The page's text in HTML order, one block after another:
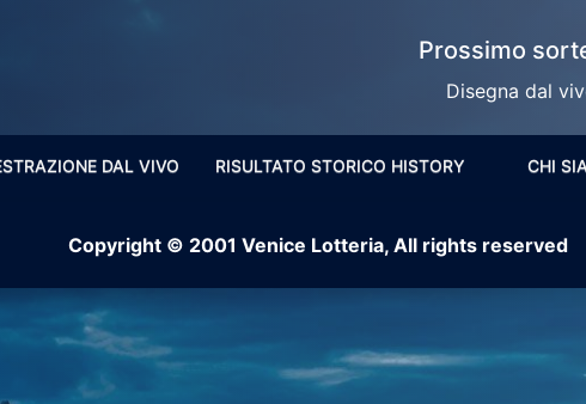
Prossimo
Disegna dal
DAL VIVO RISULTATO STORICO HISTORY CHI
Copyright © 2001 Venice Lotteria, All rights reserved